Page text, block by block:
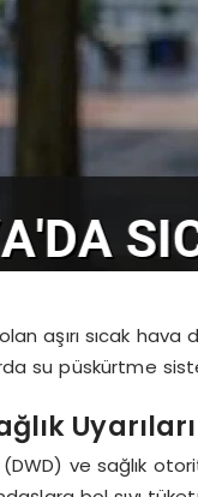
aşırı sıcak
su püskürtme
Uyarıları
ve sağlık